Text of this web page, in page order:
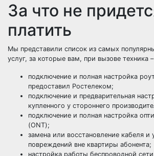
За что не
платить
Мы представили список из самых
услуг, за которые вам, при вызове техника
подключение и полная настройка
предоставил Ростелеком;
подключение и предварительная
купленного у стороннего
подключение и полная настройка
(ONT);
замена или восстановление кабеля и
повреждений вне квартиры абонента;
настройка работы беспроводной